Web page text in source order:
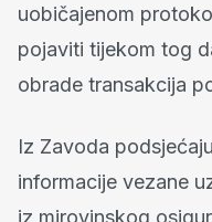
uobičajenom
pojaviti tijekom tog
obrade transakcija
Iz Zavoda
informacije vezane
iz mirovinskog